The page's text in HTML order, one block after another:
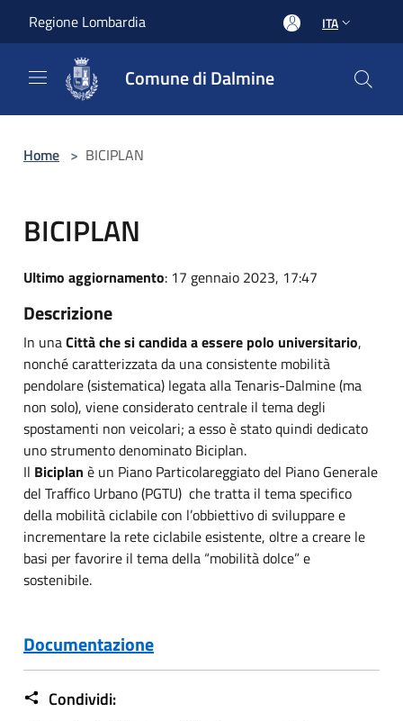
Regione Lombardia ITA
Comune di Dalmine
Home > BICIPLAN
BICIPLAN
Ultimo aggiornamento: 17 gennaio 2023, 17:47
Descrizione
In unaCittà che si candida a essere polo universitario,
nonché caratterizzata da una consistente mobilità
pendolare (sistematica) legata alla Tenaris-Dalmine (ma
non solo), viene considerato centrale il tema degli
spostamenti non veicolari; a esso è stato quindi dedicato
uno strumento denominato Biciplan.
Il Biciplan è un Piano Particolareggiato del Piano Generale
del Traffico Urbano(PGTU) che tratta il tema specifico
della mobilità ciclabile con l’obbiettivo di sviluppare e
incrementare la rete ciclabile esistente, oltre a creare le
basi per favorire il tema della “mobilità dolce” e
sostenibile.
Documentazione
Condividi: